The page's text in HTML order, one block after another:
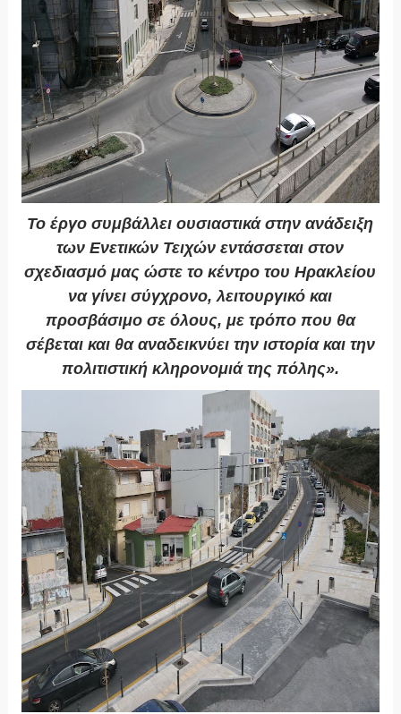
Το έργο συμβάλλει ουσιαστικά στην ανάδειξη
των Ενετικών Τειχών εντάσσεται στον
σχεδιασμό μας ώστε το κέντρο του Ηρακλείου
να γίνει σύγχρονο, λειτουργικό και
προσβάσιμο σε όλους, με τρόπο που θα
σέβεται και θα αναδεικνύει την ιστορία και την
πολιτιστική κληρονομιά της πόλης».